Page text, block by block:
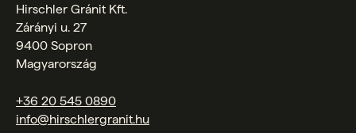
Hirschler Gránit Kft.
Zárányi u. 27
9400 Sopron
Magyarország
+36 20 545 0890
info@hirschlergranit.hu